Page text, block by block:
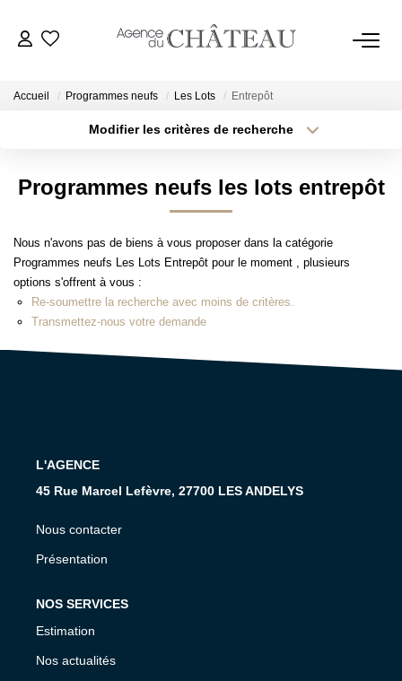
Estimer
Accueil Programmes neufs Les Lots Entrepôt
Modifier les critères de recherche
Sélectionnez...
Type de bien
Budget max Plus de critères
Programmes neufs les lots entrepôt
Nous n'avons pas de biens à vous proposer dans la catégorie
Programmes neufs Les Lots Entrepôt pour le moment , plusieurs
options s'offrent à vous :
Re-soumettre la recherche avec moins de critères.
Transmettez-nous votre demande
L'AGENCE
45 Rue Marcel Lefèvre, 27700 LES ANDELYS
Nous contacter
Présentation
NOS SERVICES
Estimation
Nos actualités